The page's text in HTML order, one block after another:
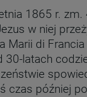
1865 r.
w niej
Marii di
latach
czas później